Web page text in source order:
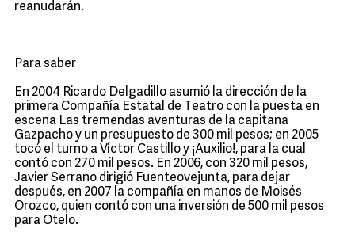
reanudarán.
Para saber
En 2004 Ricardo Delgadillo asumió la dirección de la
primera Compañía Estatal de Teatro con la puesta en
escena Las tremendas aventuras de la capitana
Gazpacho y un presupuesto de 300 mil pesos; en 2005
tocó el turno a Víctor Castillo y ¡Auxilio!, para la cual
contó con 270 mil pesos. En 2006, con 320 mil pesos,
Javier Serrano dirigió Fuenteovejunta, para dejar
después, en 2007 la compañía en manos de Moisés
Orozco, quien contó con una inversión de 500 mil pesos
para Otelo.